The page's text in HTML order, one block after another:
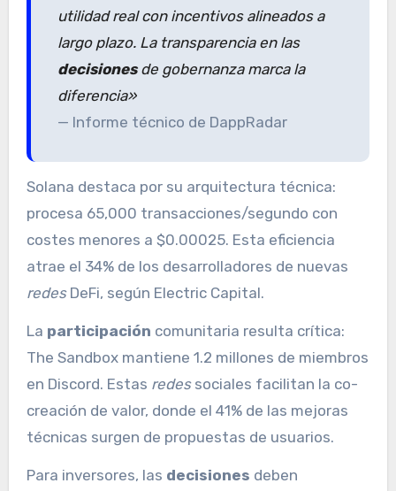
utilidad real con incentivos alineados a
largo plazo. La transparencia en las
decisionesde gobernanza marca la
diferencia»
— Informe técnico de DappRadar
Solana destaca por su arquitectura técnica:
procesa 65,000 transacciones/segundo con
costes menores a $0.00025. Esta eficiencia
atrae el 34% de los desarrolladores de nuevas
redesDeFi, según Electric Capital.
La participación comunitaria resulta crítica:
The Sandbox mantiene 1.2 millones de miembros
en Discord. Estas redessociales facilitan la co-
creación de valor, donde el 41% de las mejoras
técnicas surgen de propuestas de usuarios.
Para inversores, las decisiones deben